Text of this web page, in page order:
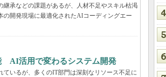
承などの課題があるが、人材不足やスキル枯渇
開発現場に最適化されたAIコーディングエー
AI活用で変わるシステム開発
いるが、多くのIT部門は深刻なリソース不足に